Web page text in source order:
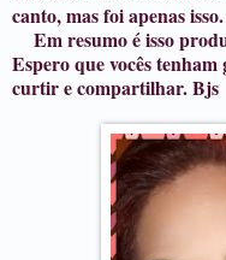
canto, mas foi apenas isso.
Em resumo é isso
Espero que vocês tenham
curtir e compartilhar. Bjs